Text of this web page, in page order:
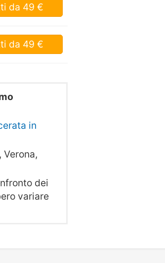
da 49 €
da 49 €
in
dei
variare